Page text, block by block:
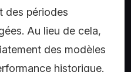
des périodes
Au lieu de cela,
des modèles
historique.